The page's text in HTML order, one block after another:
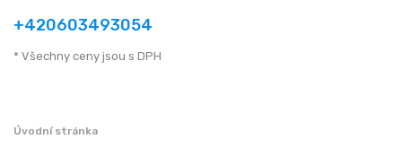
+420603493054
* Všechny ceny jsou s DPH
Úvodní stránka